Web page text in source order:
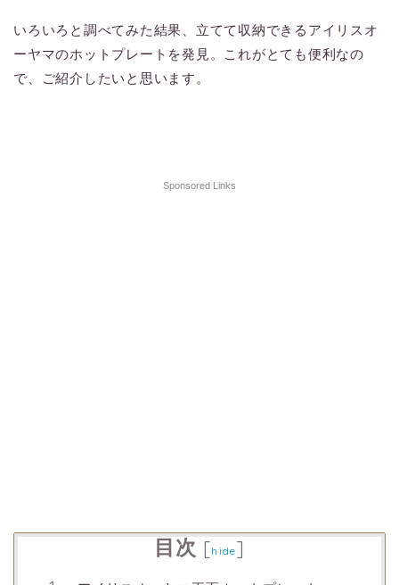
いろいろと調べてみた結果、立てて収納できるアイリスオ
ーヤマのホットプレートを発見。これがとても便利なの
で、ご紹介したいと思います。
Sponsored Links
目次 [hide]